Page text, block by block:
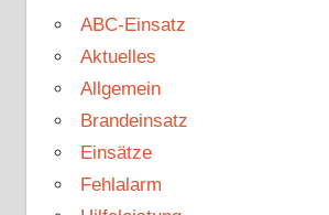
ABC-Einsatz
Aktuelles
Allgemein
Brandeinsatz
Einsätze
Fehlalarm